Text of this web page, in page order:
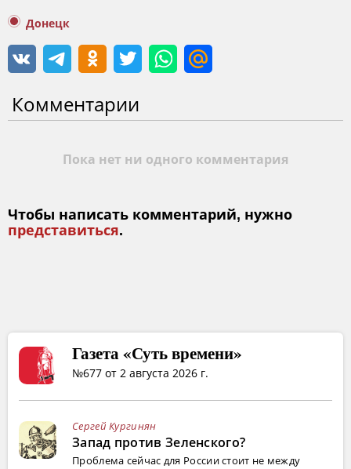
Донецк
Комментарии
Пока нет ни одного комментария
Чтобы написать комментарий, нужно
представиться.
Газета «Суть времени»
№677 от 2 августа 2026 г.
Сергей Кургинян
Запад против Зеленского?
Проблема сейчас для России стоит не между